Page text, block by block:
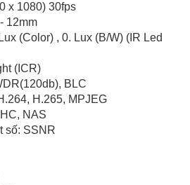
x 1080) 30fps
12mm
(Color) , 0. Lux (B/W) (IR Led
(ICR)
BLC
H.265, MPJEG
NAS
số: SSNR